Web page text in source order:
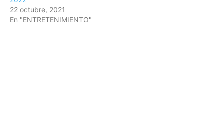
22 octubre, 2021
En "ENTRETENIMIENTO"